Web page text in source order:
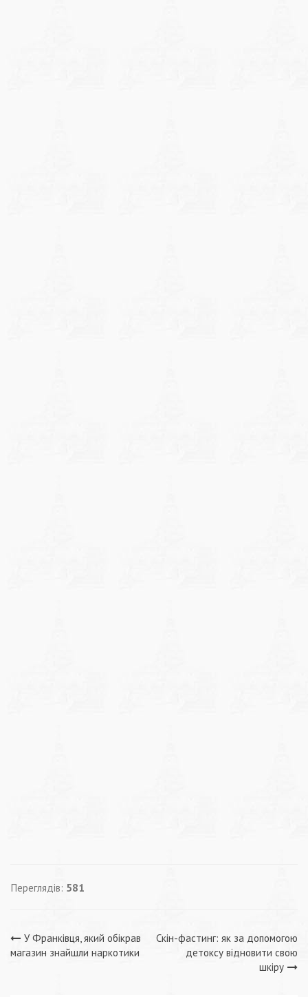
Переглядів: 581
Навігація
У Франківця, який обікрав
магазин знайшли наркотики
Скін-фастинг: як за допомогою
детоксу відновити свою
шкіру